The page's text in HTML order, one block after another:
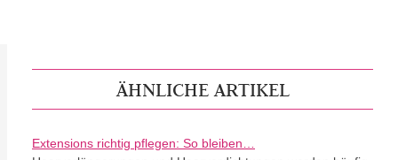
ÄHNLICHE ARTIKEL
Extensions richtig pflegen: So bleiben…